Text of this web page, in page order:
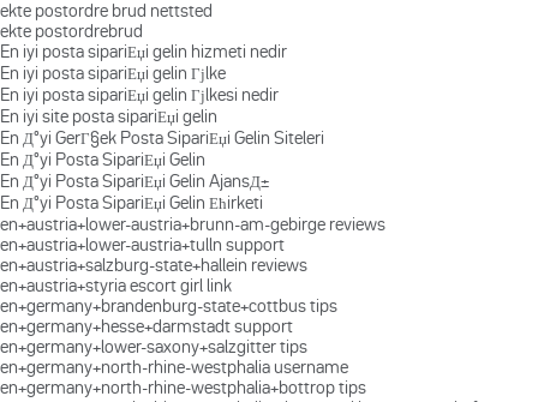
ekte postordre brud nettsted
ekte postordrebrud
En iyi posta sipariЕџi gelin hizmeti nedir
En iyi posta sipariЕџi gelin Гјlke
En iyi posta sipariЕџi gelin Гјlkesi nedir
En iyi site posta sipariЕџi gelin
En Д°yi GerГ§ek Posta SipariЕџi Gelin Siteleri
En Д°yi Posta SipariЕџi Gelin
En Д°yi Posta SipariЕџi Gelin AjansД±
En Д°yi Posta SipariЕџi Gelin Ећirketi
en+austria+lower-austria+brunn-am-gebirge reviews
en+austria+lower-austria+tulln support
en+austria+salzburg-state+hallein reviews
en+austria+styria escort girl link
en+germany+brandenburg-state+cottbus tips
en+germany+hesse+darmstadt support
en+germany+lower-saxony+salzgitter tips
en+germany+north-rhine-westphalia username
en+germany+north-rhine-westphalia+bottrop tips